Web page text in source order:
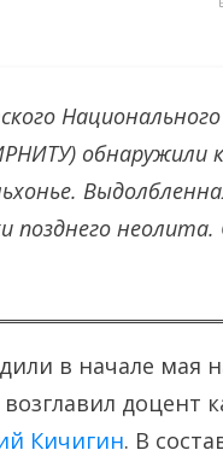
обнаружили
позднего неолита.
в начале мая
возглавил
Кичигин. В